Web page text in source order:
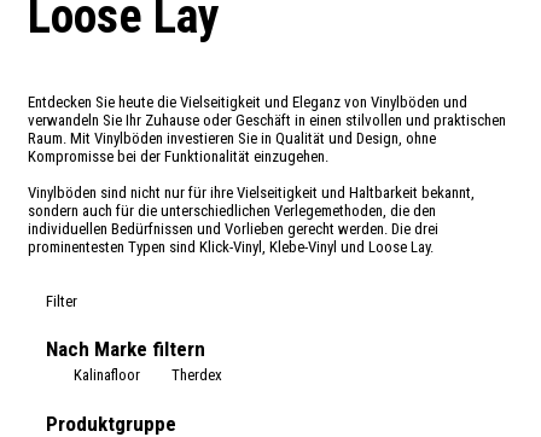
Loose Lay
Entdecken Sie heute die Vielseitigkeit und Eleganz von Vinylböden und
verwandeln Sie Ihr Zuhause oder Geschäft in einen stilvollen und praktischen
Raum. Mit Vinylböden investieren Sie in Qualität und Design, ohne
Kompromisse bei der Funktionalität einzugehen.
Vinylböden sind nicht nur für ihre Vielseitigkeit und Haltbarkeit bekannt,
sondern auch für die unterschiedlichen Verlegemethoden, die den
individuellen Bedürfnissen und Vorlieben gerecht werden. Die drei
prominentesten Typen sind Klick-Vinyl, Klebe-Vinyl und Loose Lay.
Filter
Nach Marke filtern
Kalinafloor Therdex
Produktgruppe